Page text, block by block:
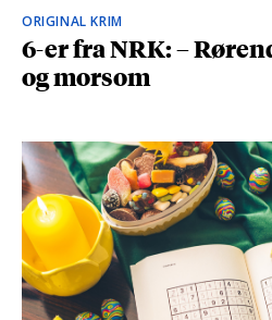
ORIGINAL KRIM
6-er fra NRK: –
og morsom